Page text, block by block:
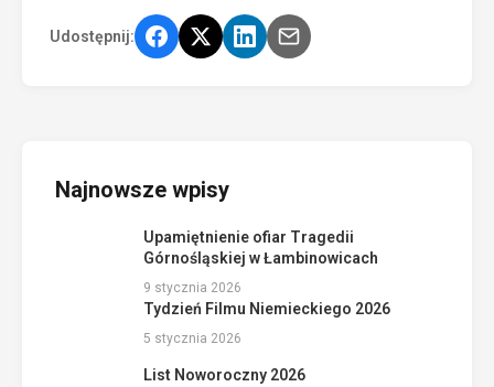
Udostępnij:
Najnowsze wpisy
Upamiętnienie ofiar Tragedii
Górnośląskiej w Łambinowicach
9 stycznia 2026
Tydzień Filmu Niemieckiego 2026
5 stycznia 2026
List Noworoczny 2026